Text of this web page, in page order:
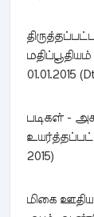
01.01.2015
படிகள் -
2015)
மிகை